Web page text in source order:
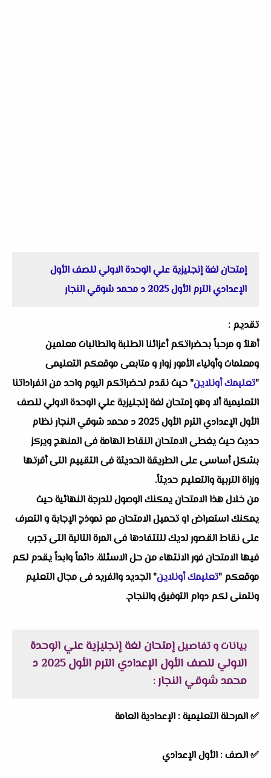
إمتحان لغة إنجليزية علي الوحدة الاولي للصف الأول
الإعدادي الترم الأول 2025 د محمد شوقي النجار
تقديم :
أهلاُ و مرحباً بحضراتكم أعزائنا الطلبة والطالبات معلمين
ومعلمات وأولياء الأمور زوار و متابعى موقعكم التعليمى
"تعليمك أونلاين" حيث نقدم لحضراتكم اليوم واحد من انفراداتنا
التعليمية ألا وهو إمتحان لغة إنجليزية علي الوحدة الاولي للصف
الأول الإعدادي الترم الأول 2025 د محمد شوقي النجار نظام
حديث حيث يغطى الامتحان النقاط الهامة فى المنهج ويركز
بشكل أساسى على الطريقة الحديثة فى التقييم التى أقرتها
وزراة التربية والتعليم حديثاً.
من خلال هذا الامتحان يمكنك الوصول للدرجة النهائية حيث
يمكنك استعراض او تحميل الامتحان مع نموذج الإجابة و التعرف
على نقاط القصور لديك للتتفادها فى المرة التالية التى تجرب
فيها الامتحان فور الانتهاء من حل الاسئلة. دائماً وابداً يقدم لكم
موقعكم "تعليمك أونلاين" الجديد والفريد فى مجال التعليم
ونتمنى لكم دوام التوفيق والنجاح.
بيانات و تفاصيلإمتحان لغة إنجليزية علي الوحدة
الاولي للصف الأول الإعدادي الترم الأول 2025 د
محمد شوقي النجار:
✅المرحلة التعليمية : الإعدادية العامة
✅الصف : الأول الإعدادي